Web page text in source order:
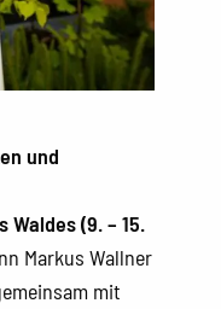
und
Waldes (9. – 15.
Markus Wallner
mit